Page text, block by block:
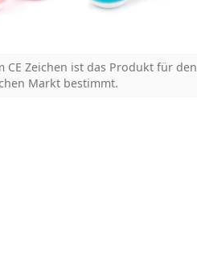
CE Zeichen ist das Produkt für den
Markt bestimmt.